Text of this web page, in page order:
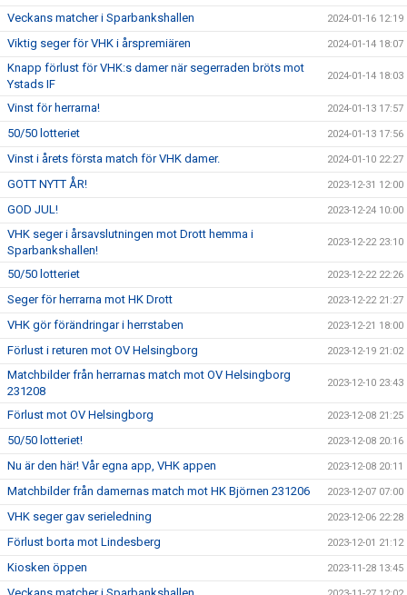
Veckans matcher i Sparbankshallen 2024-01-16 12:19
Viktig seger för VHK i årspremiären 2024-01-14 18:07
Knapp förlust för VHK:s damer när segerraden bröts mot
Ystads IF
2024-01-14 18:03
Vinst för herrarna! 2024-01-13 17:57
50/50 lotteriet 2024-01-13 17:56
Vinst i årets första match för VHK damer. 2024-01-10 22:27
GOTT NYTT ÅR! 2023-12-31 12:00
GOD JUL! 2023-12-24 10:00
VHK seger i årsavslutningen mot Drott hemma i
Sparbankshallen!
2023-12-22 23:10
50/50 lotteriet 2023-12-22 22:26
Seger för herrarna mot HK Drott 2023-12-22 21:27
VHK gör förändringar i herrstaben 2023-12-21 18:00
Förlust i returen mot OV Helsingborg 2023-12-19 21:02
Matchbilder från herrarnas match mot OV Helsingborg
231208
2023-12-10 23:43
Förlust mot OV Helsingborg 2023-12-08 21:25
50/50 lotteriet! 2023-12-08 20:16
Nu är den här! Vår egna app, VHK appen 2023-12-08 20:11
Matchbilder från damernas match mot HK Björnen 231206 2023-12-07 07:00
VHK seger gav serieledning 2023-12-06 22:28
Förlust borta mot Lindesberg 2023-12-01 21:12
Kiosken öppen 2023-11-28 13:45